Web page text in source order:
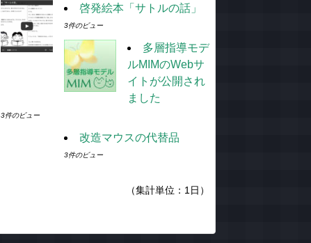
啓発絵本「サトルの話」
3件のビュー
多層指導モデ
ルMIMのWebサ
イトが公開され
ました
3件のビュー
改造マウスの代替品
3件のビュー
（集計単位：1日）